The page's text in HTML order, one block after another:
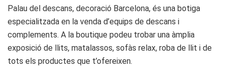
Palau del descans, decoració Barcelona, és una botiga
especialitzada en la venda d’equips de descans i
complements. A la boutique podeu trobar una àmplia
exposició de llits, matalassos, sofàs relax, roba de llit i de
tots els productes que t’ofereixen.